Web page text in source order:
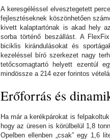
A keresgéléssel elvesztegetett
fejlesztéseknek köszönhetően
kivett kalaptartónak is akad hely
sorba történő beszállást. A
biciklis kirándulásokat és
kezeléssel bíró szerkezet nagy
tetőcsomagtartó helyett ezentúl
mindössze a 214 ezer forintos
Erőforrás és
Ha már a kerékpárokat is
hogy az üresen is körülbelül 1,8
Opelben ellenben „csak” egy 1,6